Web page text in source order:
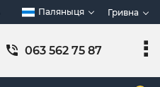
Паляныця Гривна
063 562 75 87